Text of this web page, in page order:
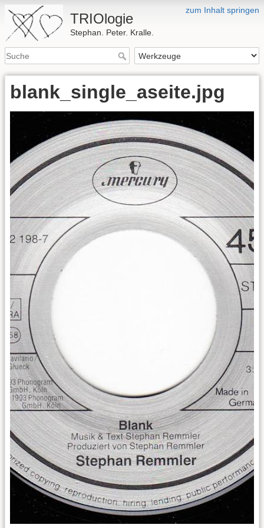
zum Inhalt springen
TRIOlogie
Stephan. Peter. Kralle.
blank_single_aseite.jpg